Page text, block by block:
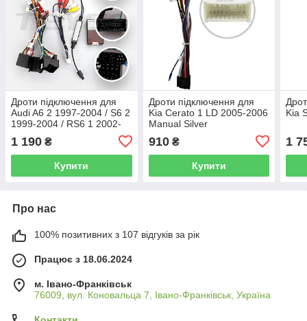
Дроти підключення для
Audi A6 2 1997-2004 / S6 2
1999-2004 / RS6 1 2002-
1 190 ₴
Купити
Дроти підключення для
Kia Cerato 1 LD 2005-2006
Manual Silver
910₴
Купити
Kia
1
Про нас
100% позитивних з 107 відгуків за рік
Працює з 18.06.2024
м. Івано-Франківськ
76009, вул. Коновальца 7, Івано-Франківськ, Україна